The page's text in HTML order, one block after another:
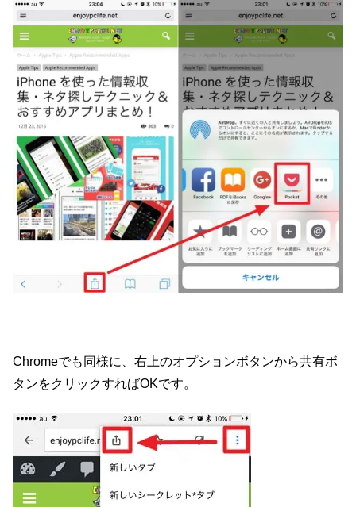
Chromeでも同様に、右上のオプションボタンから共有ボ
タンをクリックすればOKです。